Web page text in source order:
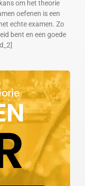
om het theorie
oefenen is een
echte examen. Zo
bent en een goede